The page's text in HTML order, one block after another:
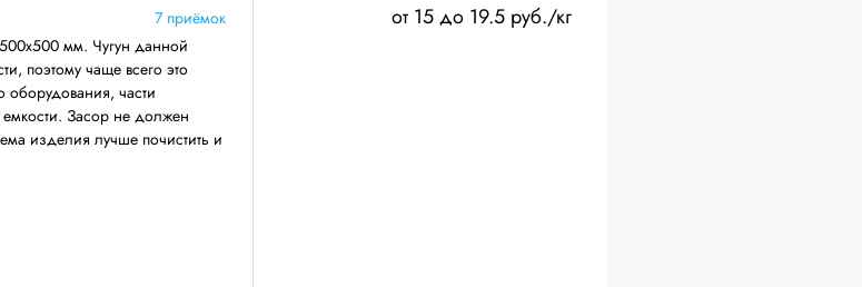
7 приёмок
мм. Чугун данной
поэтому чаще всего это
оборудования, части
емкости. Засор не должен
изделия лучше почистить и
от 15 до 19.5 руб./кг